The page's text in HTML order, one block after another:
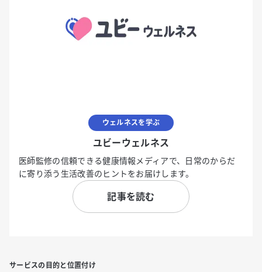
ウェルネスを学ぶ
ユビーウェルネス
医師監修の信頼できる健康情報メディアで、日常のからだ
に寄り添う生活改善のヒントをお届けします。
記事を読む
サービスの目的と位置付け